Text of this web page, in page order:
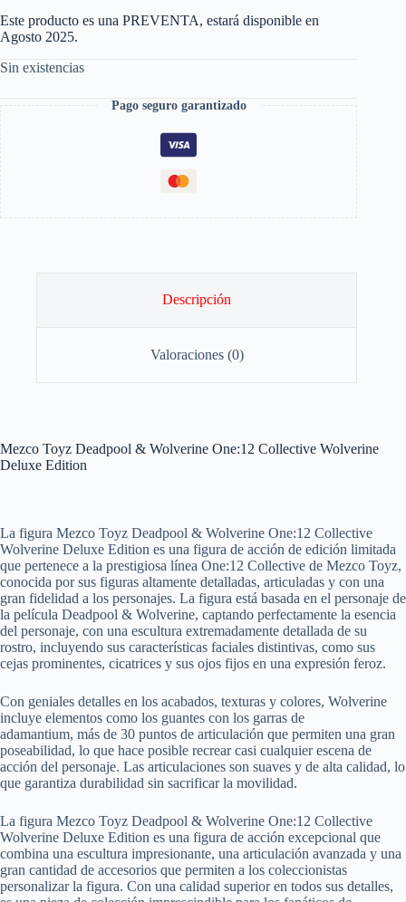
Este producto es una PREVENTA, estará disponible en
Agosto 2025.
Sin existencias
Pago seguro garantizado
Descripción
Valoraciones (0)
Mezco Toyz Deadpool & Wolverine One:12 Collective Wolverine
Deluxe Edition
La figura Mezco Toyz Deadpool & Wolverine One:12 Collective
Wolverine Deluxe Edition es una figura de acción de edición limitada
que pertenece a la prestigiosa línea One:12 Collective de Mezco Toyz,
conocida por sus figuras altamente detalladas, articuladas y con una
gran fidelidad a los personajes. La figura está basada en el personaje de
la película Deadpool & Wolverine, captando perfectamente la esencia
del personaje, con una escultura extremadamente detallada de su
rostro, incluyendo sus características faciales distintivas, como sus
cejas prominentes, cicatrices y sus ojos fijos en una expresión feroz.
Con geniales detalles en los acabados, texturas y colores, Wolverine
incluye elementos como los guantes con los garras de
adamantium, más de 30 puntos de articulación que permiten una gran
poseabilidad, lo que hace posible recrear casi cualquier escena de
acción del personaje. Las articulaciones son suaves y de alta calidad, lo
que garantiza durabilidad sin sacrificar la movilidad.
La figura Mezco Toyz Deadpool & Wolverine One:12 Collective
Wolverine Deluxe Edition es una figura de acción excepcional que
combina una escultura impresionante, una articulación avanzada y una
gran cantidad de accesorios que permiten a los coleccionistas
personalizar la figura. Con una calidad superior en todos sus detalles,